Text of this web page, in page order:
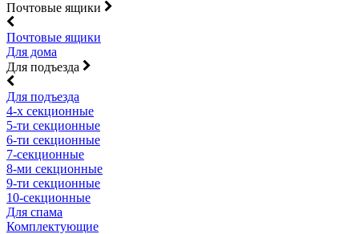
Почтовые ящики
Почтовые ящики
Для дома
Для подъезда
Для подъезда
4-х секционные
5-ти секционные
6-ти секционные
7-секционные
8-ми секционные
9-ти секционные
10-секционные
Для спама
Комплектующие